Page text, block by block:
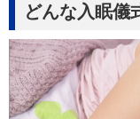
どんな入眠儀